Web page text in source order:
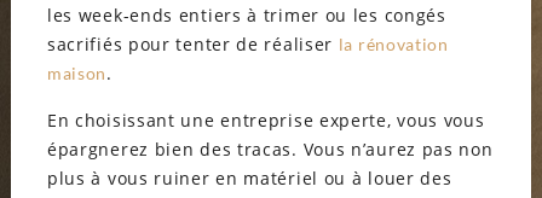
les week-ends entiers à trimer ou les congés
sacrifiés pour tenter de réaliser la rénovation
maison.
En choisissant une entreprise experte, vous vous
épargnerez bien des tracas. Vous n’aurez pas non
plus à vous ruiner en matériel ou à louer des